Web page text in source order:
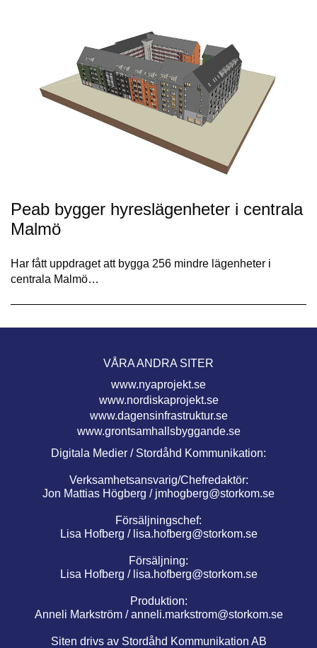
Peab bygger hyreslägenheter i centrala
Malmö
Har fått uppdraget att bygga 256 mindre lägenheter i
centrala Malmö…
VÅRA ANDRA SITER
www.nyaprojekt.se
www.nordiskaprojekt.se
www.dagensinfrastruktur.se
www.grontsamhallsbyggande.se
Digitala Medier / Stordåhd Kommunikation:
Verksamhetsansvarig/Chefredaktör:
Jon Mattias Högberg / jmhogberg@storkom.se
Försäljningschef:
Lisa Hofberg / lisa.hofberg@storkom.se
Försäljning:
Lisa Hofberg / lisa.hofberg@storkom.se
Produktion:
Anneli Markström /anneli.markstrom@storkom.se
Siten drivs av Stordåhd Kommunikation AB